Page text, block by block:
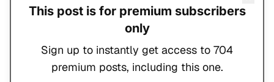
This post is for premium subscribers
only
Sign up to instantly get access to 704
premium posts, including this one.